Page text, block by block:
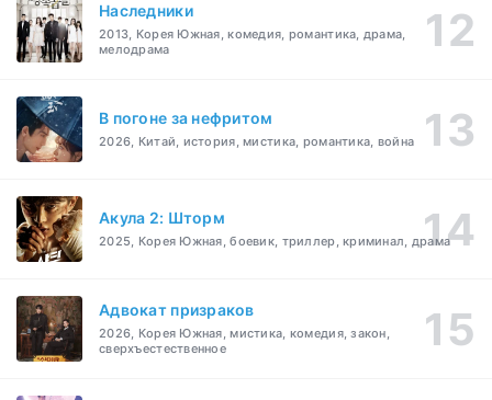
Наследники
2013, Корея Южная, комедия, романтика, драма,
мелодрама
В погоне за нефритом
2026, Китай, история, мистика, романтика, война
Акула 2: Шторм
2025, Корея Южная, боевик, триллер, криминал, драма
Адвокат призраков
2026, Корея Южная, мистика, комедия, закон,
сверхъестественное